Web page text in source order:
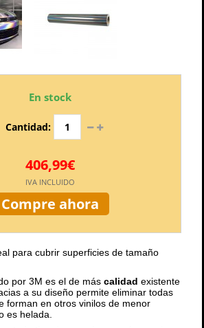
En stock
Cantidad:
406,99€
IVA INCLUIDO
Compre ahora
para cubrir superficies de tamaño
por 3M es el de más calidad existente
a su diseño permite eliminar todas
forman en otros vinilos de menor
es helada.